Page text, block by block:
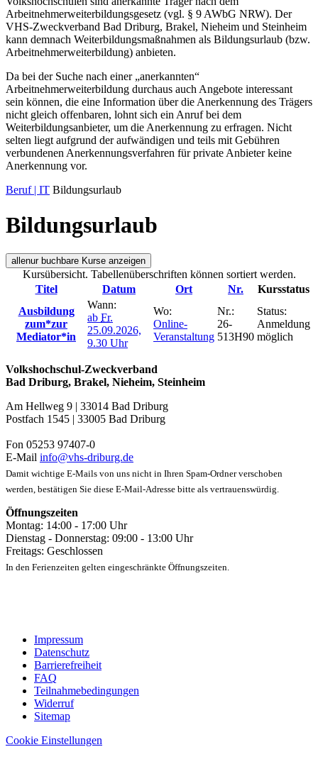
Arbeitnehmerweiterbildungsgesetz (vgl. § 9 AWbG NRW). Der
VHS-Zweckverband Bad Driburg, Brakel, Nieheim und Steinheim
kann demnach Weiterbildungsmaßnahmen als Bildungsurlaub (bzw.
Arbeitnehmerweiterbildung) anbieten.
Da bei der Suche nach einer „anerkannten“
Arbeitnehmerweiterbildung durchaus auch Angebote interessant
sein können, die eine Information über die Anerkennung des Trägers
nicht gleich offenbaren, lohnt sich ein Anruf bei dem
Weiterbildungsanbieter, um die Anerkennung zu erfragen. Nicht
selten liegt aufgrund der aufwändigen und teils mit Gebühren
verbundenen Anerkennungsverfahren für private Anbieter keine
Anerkennung vor.
Beruf | IT Bildungsurlaub
Bildungsurlaub
allenur buchbare Kurse anzeigen
Kursübersicht. Tabellenüberschriften können sortiert werden.
Titel
Datum Ort Nr.
Kursstatus
Ausbildung
zum*zur
Mediator*in
Wann:
ab Fr.
25.09.2026,
9.30 Uhr
Wo:
Online-
Veranstaltung
Nr.:
26-
513H90
Status:
Anmeldung
möglich
Volkshochschul-Zweckverband
Bad Driburg, Brakel, Nieheim, Steinheim
Am Hellweg 9 | 33014 Bad Driburg
Postfach 1545 | 33005 Bad Driburg
Fon 05253 97407-0
E-Mail info@vhs-driburg.de
Damit wichtige E-Mails von uns nicht in Ihren Spam-Ordner verschoben
werden, bestätigen Sie diese E-Mail-Adresse bitte als vertrauenswürdig.
Öffnungszeiten
Montag: 14:00 - 17:00 Uhr
Dienstag - Donnerstag: 09:00 - 13:00 Uhr
Freitags: Geschlossen
In den Ferienzeiten gelten eingeschränkte Öffnungszeiten.
Impressum
Datenschutz
Barrierefreiheit
FAQ
Teilnahmebedingungen
Widerruf
Sitemap
Cookie Einstellungen